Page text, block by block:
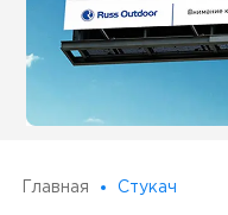
Главная Стукач